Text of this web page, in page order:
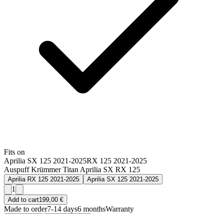
Fits on
Aprilia SX 125 2021-2025RX 125 2021-2025
Auspuff Krümmer Titan Aprilia SX RX 125
Aprilia RX 125 2021-2025 Aprilia SX 125 2021-2025
1
Add to cart199,00 €
Made to order7-14 days6 monthsWarranty